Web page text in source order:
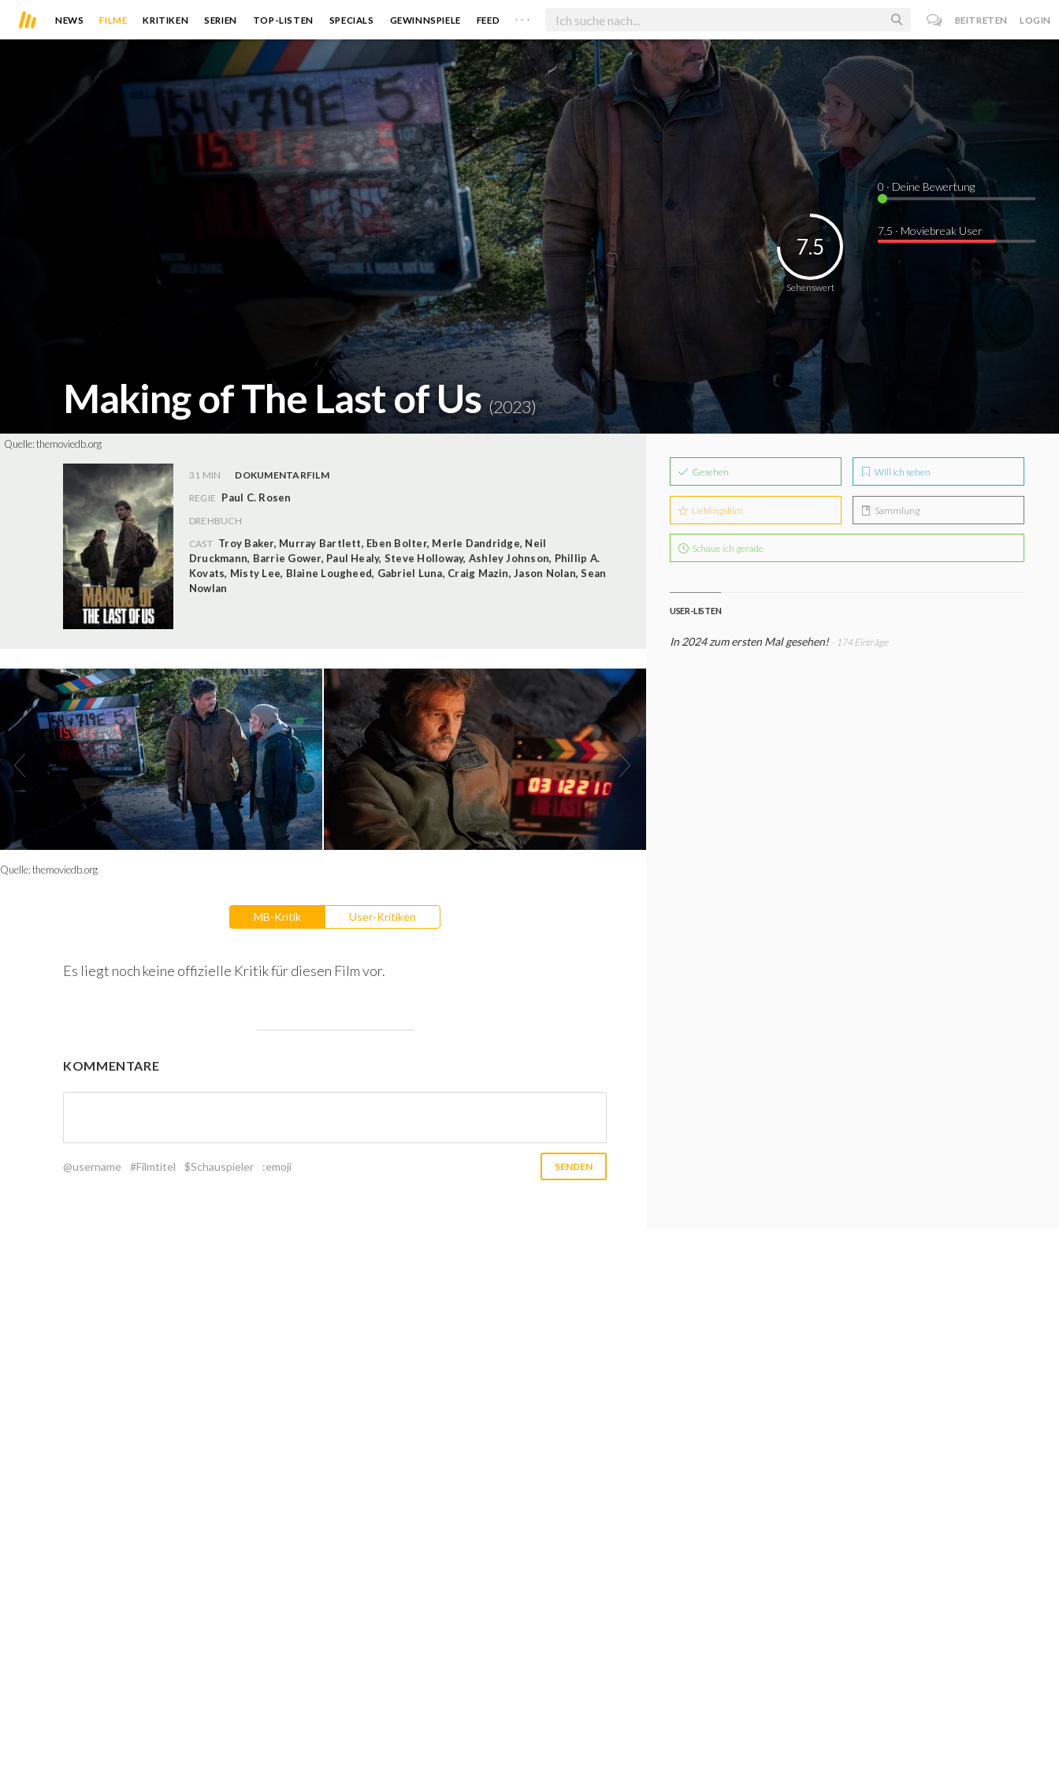
NEWS FILME KRITIKEN SERIEN TOP-LISTEN SPECIALS GEWINNSPIELE FEED . . . BEITRETEN LOGIN
Making of The Last of Us(2023)
Sehenswert
7.5
0 · Deine Bewertung
7.5 · Moviebreak User
Quelle:themoviedb.org
31 MIN
DOKUMENTARFILM
REGIE Paul C. Rosen
DREHBUCH
CAST Troy Baker, Murray Bartlett, Eben Bolter, Merle Dandridge, Neil
Druckmann, Barrie Gower, Paul Healy, Steve Holloway, Ashley Johnson, Phillip A.
Kovats, Misty Lee, Blaine Lougheed, Gabriel Luna, Craig Mazin,Jason Nolan,Sean
Nowlan
Quelle:themoviedb.org
MB-Kritik User-Kritiken
Es liegt noch keine offizielle Kritik für diesen Film vor.
KOMMENTARE
@username #Filmtitel $Schauspieler :emoji
Gesehen Will ich sehen
Lieblingsfilm Sammlung
Schaue ich gerade
USER-LISTEN
In 2024 zum ersten Mal gesehen! - 174 Einträge